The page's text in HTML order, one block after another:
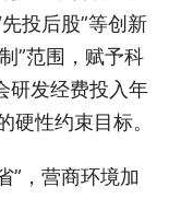
投后股”等创新
”范围，赋予科
研发经费投入年
硬性约束目标。
”，营商环境加